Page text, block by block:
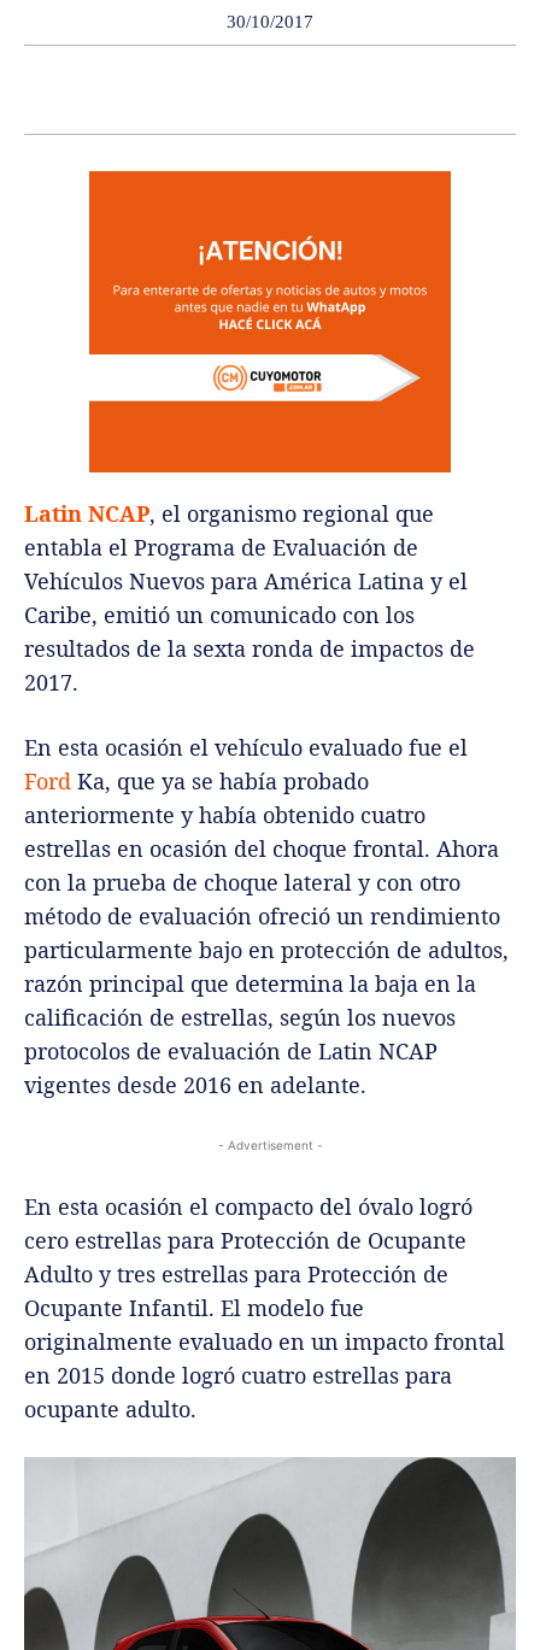
30/10/2017
Latin NCAP, el organismo regional que
entabla el Programa de Evaluación de
Vehículos Nuevos para América Latina y el
Caribe, emitió un comunicado con los
resultados de la sexta ronda de impactos de
2017.
En esta ocasión el vehículo evaluado fue el
Ford Ka, que ya se había probado
anteriormente y había obtenido cuatro
estrellas en ocasión del choque frontal. Ahora
con la prueba de choque lateral y con otro
método de evaluación ofreció un rendimiento
particularmente bajo en protección de adultos,
razón principal que determina la baja en la
calificación de estrellas, según los nuevos
protocolos de evaluación de Latin NCAP
vigentes desde 2016 en adelante.
- Advertisement -
En esta ocasión el compacto del óvalo logró
cero estrellas para Protección de Ocupante
Adulto y tres estrellas para Protección de
Ocupante Infantil. El modelo fue
originalmente evaluado en un impacto frontal
en 2015 donde logró cuatro estrellas para
ocupante adulto.